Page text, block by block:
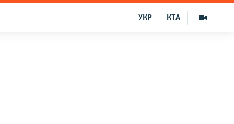
КТА
УКР